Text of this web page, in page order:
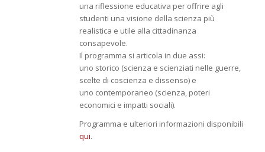
una riflessione educativa per offrire agli
studenti una visione della scienza più
realistica e utile alla cittadinanza
consapevole.
Il programma si articola in due assi:
uno storico (scienza e scienziati nelle guerre,
scelte di coscienza e dissenso) e
uno contemporaneo (scienza, poteri
economici e impatti sociali).
Programma e ulteriori informazioni disponibili
qui.